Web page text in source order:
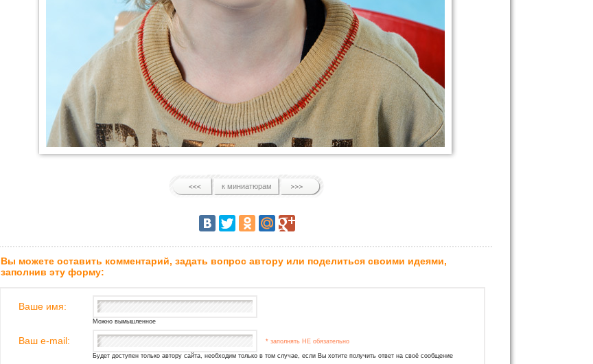
к миниатюрам
Вы можете оставить комментарий, задать вопрос автору или поделиться своими идеями,
заполнив эту форму:
Ваше имя:
Можно вымышленное
Ваш e-mail: * заполнять НЕ обязательно
Будет доступен только автору сайта, необходим только в том случае, если Вы хотите получить ответ на своё сообщение